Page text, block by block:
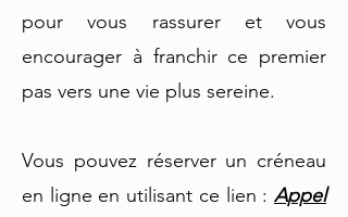
pour vous rassurer et vous
encourager à franchir ce premier
pas vers une vie plus sereine.
Vous pouvez réserver un créneau
en ligne en utilisant ce lien : Appel